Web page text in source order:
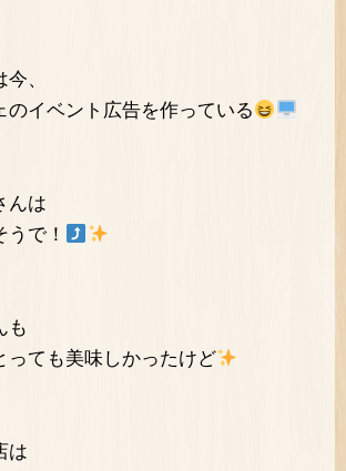
、
のイベント広告を作っている
んは
で！
も
っても美味しかったけど
は